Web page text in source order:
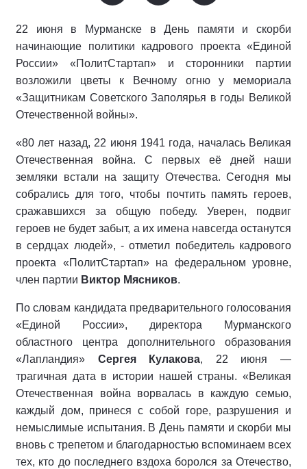
22 июня в Мурманске в День памяти и скорби
начинающие политики кадрового проекта «Единой
России» «ПолитСтартап» и сторонники партии
возложили цветы к Вечному огню у мемориала
«Защитникам Советского Заполярья в годы Великой
Отечественной войны».
«80 лет назад, 22 июня 1941 года, началась Великая
Отечественная война. С первых её дней наши
земляки встали на защиту Отечества. Сегодня мы
собрались для того, чтобы почтить память героев,
сражавшихся за общую победу. Уверен, подвиг
героев не будет забыт, а их имена навсегда останутся
в сердцах людей», - отметил победитель кадрового
проекта «ПолитСтартап» на федеральном уровне,
член партии Виктор Мясников.
По словам кандидата предварительного голосования
«Единой России», директора Мурманского
областного центра дополнительного образования
«Лапландия» Сергея Кулакова, 22 июня —
трагичная дата в истории нашей страны. «Великая
Отечественная война ворвалась в каждую семью,
каждый дом, принеся с собой горе, разрушения и
немыслимые испытания. В День памяти и скорби мы
вновь с трепетом и благодарностью вспоминаем всех
тех, кто до последнего вздоха боролся за Отечество,